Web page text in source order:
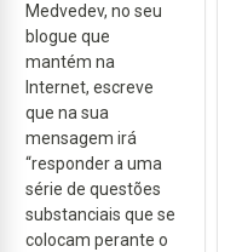
Medvedev, no seu
blogue que
mantém na
Internet, escreve
que na sua
mensagem irá
“responder a uma
série de questões
substanciais que se
colocam perante o